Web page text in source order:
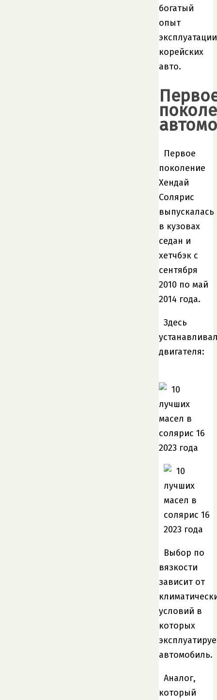
богатый
опыт
эксплуатации
корейских
авто.
Первое
поколение
Хендай
Солярис
выпускалась
в кузовах
седан и
хетчбэк с
сентября
2010 по май
2014 года.
Здесь
двигателя:
Выбор по
вязкости
зависит от
условий в
которых
автомобиль.
Аналог,
который